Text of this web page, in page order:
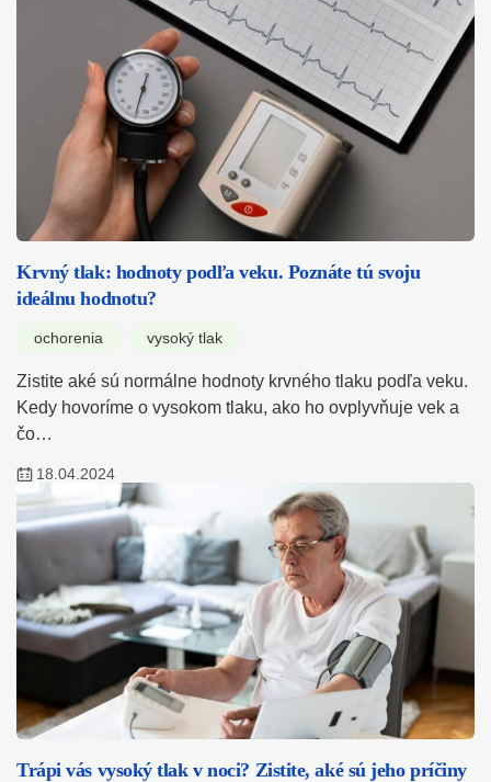
Krvný tlak: hodnoty podľa veku. Poznáte tú svoju
ideálnu hodnotu?
ochorenia vysoký tlak
Zistite aké sú normálne hodnoty krvného tlaku podľa veku.
Kedy hovoríme o vysokom tlaku, ako ho ovplyvňuje vek a
čo…
18.04.2024
Trápi vás vysoký tlak v noci? Zistite, aké sú jeho príčiny